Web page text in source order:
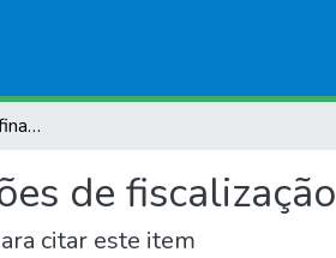
Projeto Iporá: relatório final das operações de fiscalização
de fiscalização
citar este item